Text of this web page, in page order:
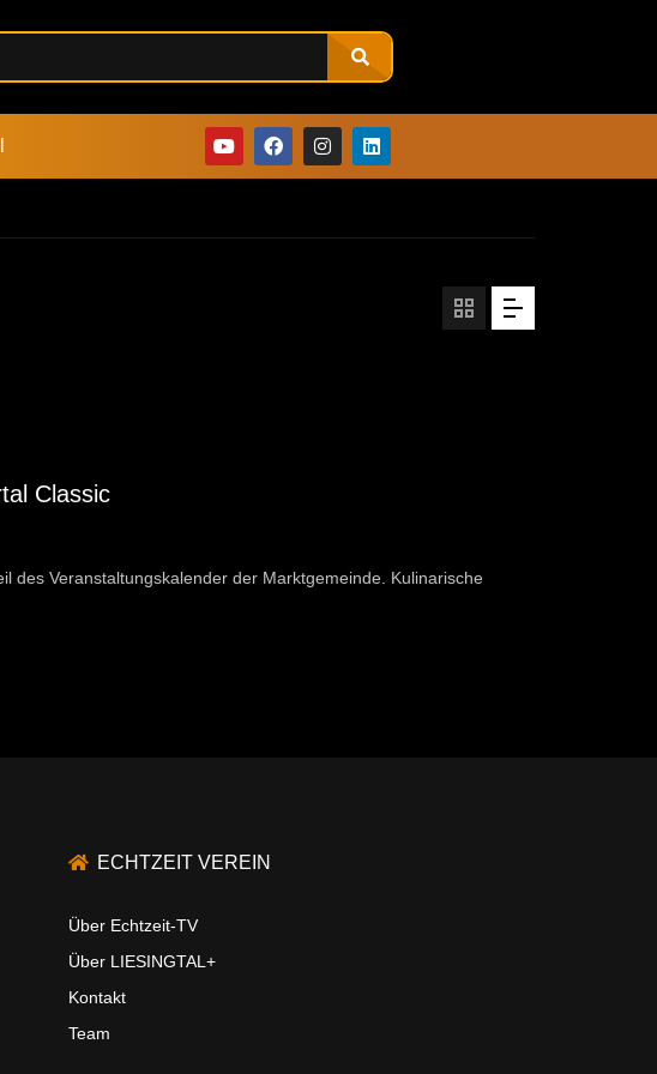
Classic
des Veranstaltungskalender der Marktgemeinde. Kulinarische
ECHTZEIT VEREIN
Über Echtzeit-TV
Über LIESINGTAL+
Kontakt
Team